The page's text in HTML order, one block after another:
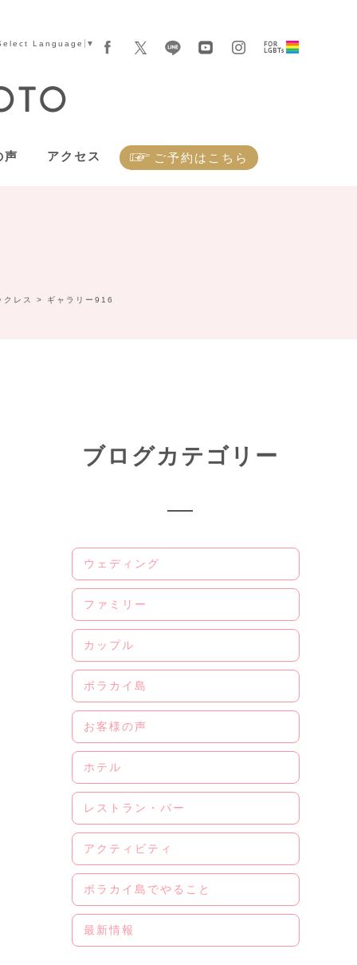
声 アクセス ご予約はこちら
Language ▼
クレス > ギャラリー916
ブログカテゴリー
ウェディング
ファミリー
カップル
ボラカイ島
お客様の声
ホテル
レストラン・バー
アクティビティ
ボラカイ島でやること
最新情報